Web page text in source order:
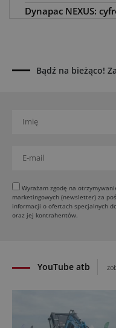
Dynapac NEXUS:
177 BVO-5 PL
30.07.2026
29.07.2026
HIMOINSA na IRE
rentalu
28.07.2026
INSTATIQ P1:
YouTube atb
Bądź na bieżąco!
Wyrażam zgodę na
marketingowych (newsletter) za pośrednictwem poczty elektronicznej w tym
informacji o ofertach specjalnych
oraz jej kontrahentów.